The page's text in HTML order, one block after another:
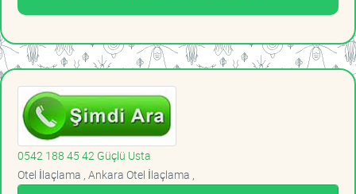
0542 188 45 42 Güçlü Usta
Otel İlaçlama , Ankara Otel İlaçlama ,